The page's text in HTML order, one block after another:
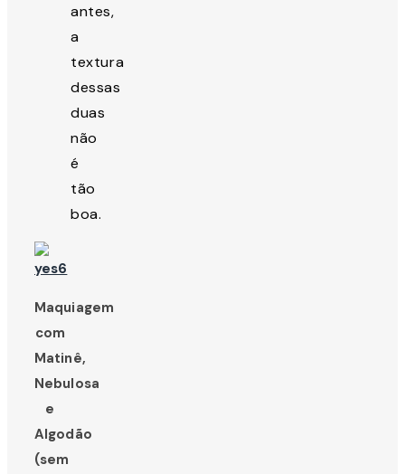
antes,
a
textura
dessas
duas
não
é
tão
boa.
Maquiagem
com
Matinê,
Nebulosa
e
Algodão
(sem